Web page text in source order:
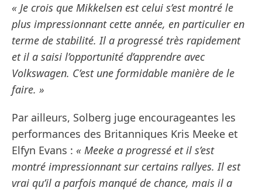
« Je crois que Mikkelsen est celui s’est montré le
plus impressionnant cette année, en particulier en
terme de stabilité. Il a progressé très rapidement
et il a saisi l’opportunité d’apprendre avec
Volkswagen. C’est une formidable manière de le
faire. »
Par ailleurs, Solberg juge encourageantes les
performances des Britanniques Kris Meeke et
Elfyn Evans : « Meeke a progressé et il s’est
montré impressionnant sur certains rallyes. Il est
vrai qu’il a parfois manqué de chance, mais il a